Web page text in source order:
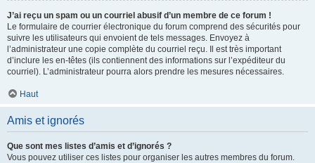
J’ai reçu un spam ou un courriel abusif d’un membre de ce forum !
Le formulaire de courrier électronique du forum comprend des sécurités pour
suivre les utilisateurs qui envoient de tels messages. Envoyez à
l’administrateur une copie complète du courriel reçu. Il est très important
d’inclure les en-têtes (ils contiennent des informations sur l’expéditeur du
courriel). L’administrateur pourra alors prendre les mesures nécessaires.
Haut
Amis et ignorés
Que sont mes listes d’amis et d’ignorés ?
Vous pouvez utiliser ces listes pour organiser les autres membres du forum.